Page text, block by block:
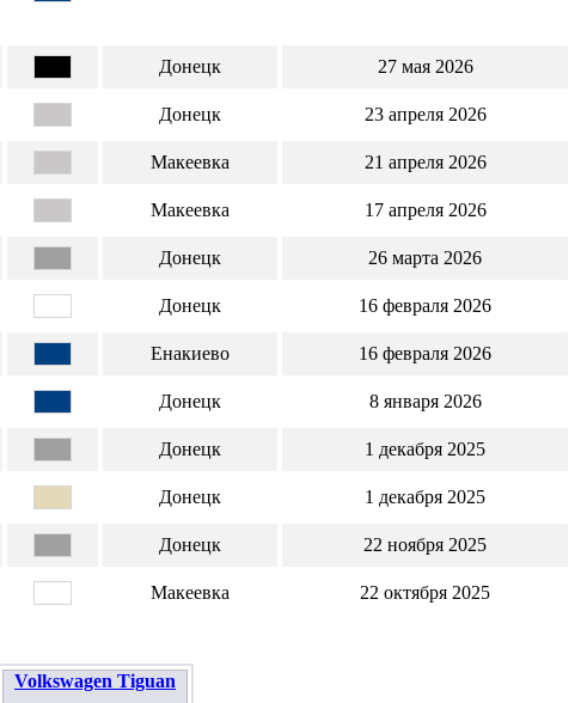
Донецк 27 мая 2026
Донецк 23 апреля 2026
Макеевка 21 апреля 2026
Макеевка 17 апреля 2026
Донецк 26 марта 2026
Донецк 16 февраля 2026
Енакиево 16 февраля 2026
Донецк 8 января 2026
Донецк 1 декабря 2025
Донецк 1 декабря 2025
Донецк 22 ноября 2025
Макеевка
22 октября 2025
Volkswagen Tiguan